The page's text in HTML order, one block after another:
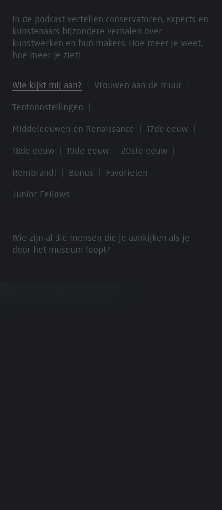
In de podcast vertellen conservatoren, experts en
kunstenaars bijzondere verhalen over
kunstwerken en hun makers. Hoe meer je weet,
hoe meer je ziet!
Wie kijkt mij aan?
Vrouwen aan de muur
Tentoonstellingen
Middeleeuwen en Renaissance
17de eeuw
18de eeuw
19de eeuw
20ste eeuw
Rembrandt
Bonus
Favorieten
Junior Fellows
Wie zijn al die mensen die je aankijken als je
door het museum loopt?